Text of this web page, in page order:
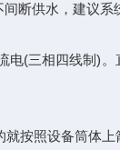
供水，建议系
三相四线制)。
照设备筒体上